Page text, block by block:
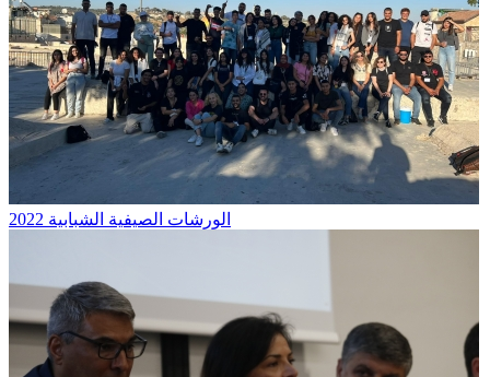
الورشات الصيفية الشبابية 2022